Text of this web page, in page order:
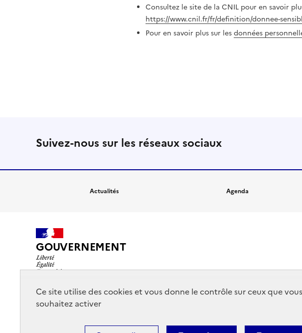
Ce site utilise des cookies et vous donne le contrôle sur ceux que vous
souhaitez activer
Consultez le site de la CNIL pour en savoir
https://www.cnil.fr/fr/definition/donnee-
Pour en savoir plus sur lesdonnées
Suivez-nous sur les réseaux sociaux
Actualités Agenda
GOUVERNEMENT